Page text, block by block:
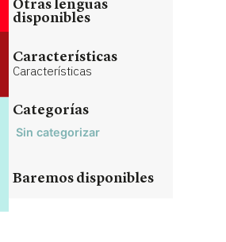
Otras lenguas
disponibles
Características
Características
Categorías
Sin categorizar
Baremos disponibles